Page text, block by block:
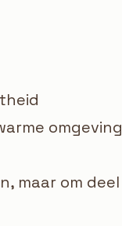
omgeving
maar om deel